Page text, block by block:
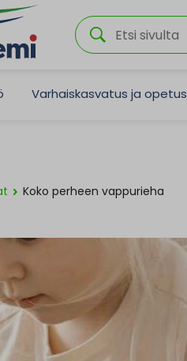
Varhaiskasvatus ja opetus
Koko perheen vappurieha